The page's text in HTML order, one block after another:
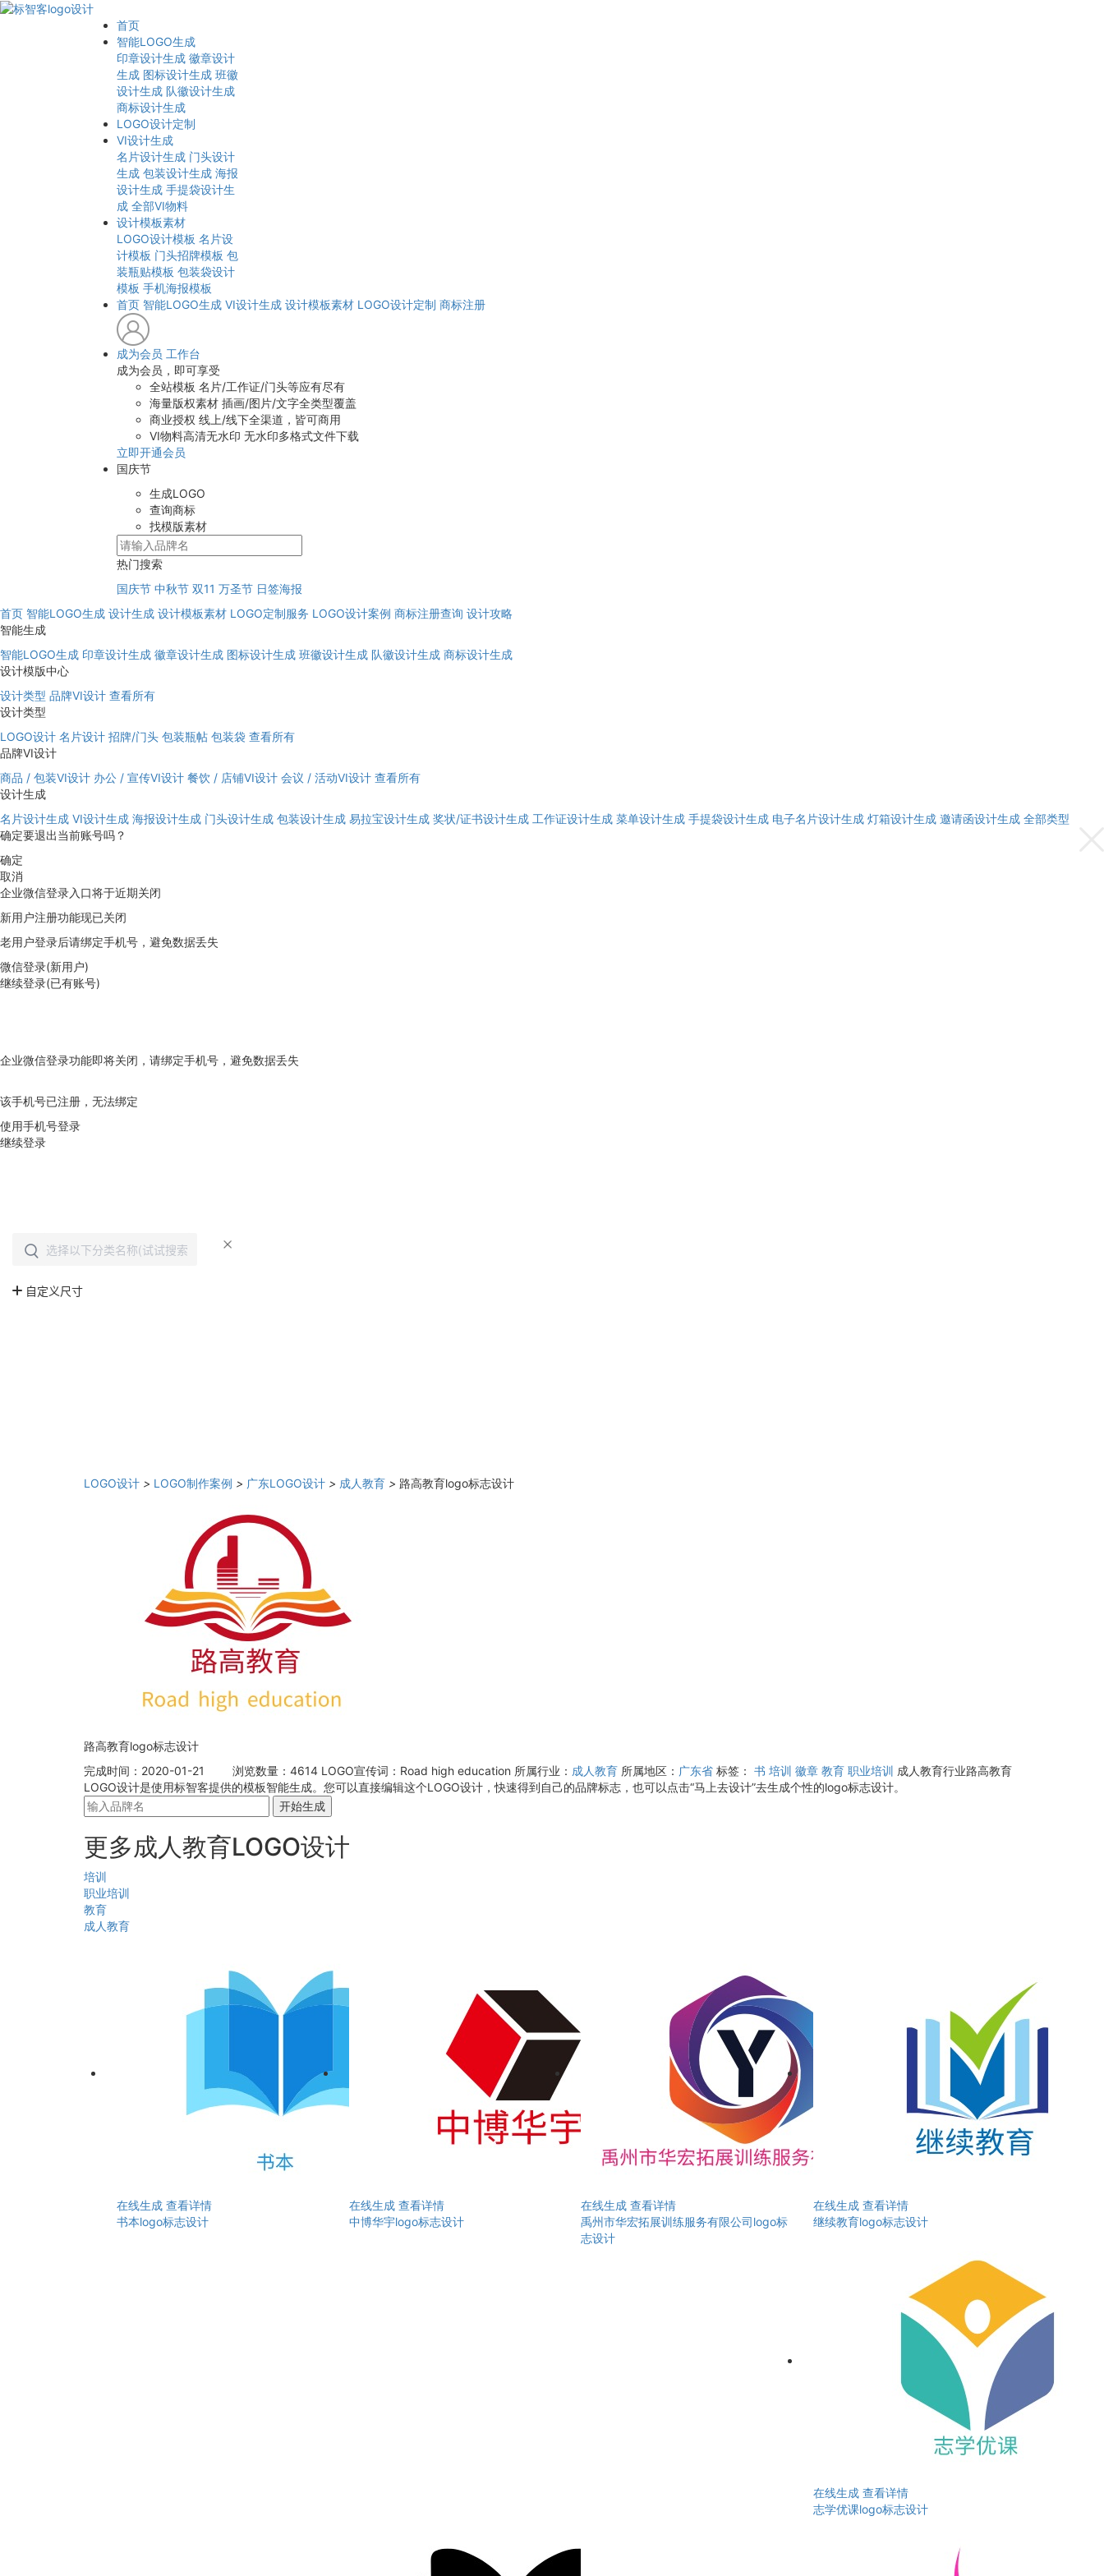
首页
智能LOGO生成
印章设计生成 徽章设计
生成 图标设计生成 班徽
设计生成 队徽设计生成
商标设计生成
LOGO设计定制
VI设计生成
名片设计生成 门头设计
生成 包装设计生成 海报
设计生成 手提袋设计生
成 全部VI物料
设计模板素材
LOGO设计模板 名片设
计模板 门头招牌模板 包
装瓶贴模板 包装袋设计
模板 手机海报模板
首页 智能LOGO生成 VI设计生成 设计模板素材 LOGO设计定制 商标注册
成为会员 工作台
成为会员，即可享受
全站模板 名片/工作证/门头等应有尽有
海量版权素材 插画/图片/文字全类型覆盖
商业授权 线上/线下全渠道，皆可商用
VI物料高清无水印 无水印多格式文件下载
立即开通会员
国庆节
生成LOGO
查询商标
找模版素材
热门搜索
国庆节 中秋节 双11 万圣节 日签海报
首页 智能LOGO生成 设计生成 设计模板素材 LOGO定制服务 LOGO设计案例 商标注册查询 设计攻略
智能生成
智能LOGO生成 印章设计生成 徽章设计生成 图标设计生成 班徽设计生成 队徽设计生成 商标设计生成
设计模版中心
设计类型 品牌VI设计 查看所有
设计类型
LOGO设计 名片设计 招牌/门头 包装瓶帖 包装袋 查看所有
品牌VI设计
商品 / 包装VI设计 办公 / 宣传VI设计 餐饮 / 店铺VI设计 会议 / 活动VI设计 查看所有
设计生成
名片设计生成 VI设计生成 海报设计生成 门头设计生成 包装设计生成 易拉宝设计生成 奖状/证书设计生成 工作证设计生成 菜单设计生成 手提袋设计生成 电子名片设计生成 灯箱设计生成 邀请函设计生成 全部类型
确定要退出当前账号吗？
确定
取消
企业微信登录入口将于近期关闭
新用户注册功能现已关闭
老用户登录后请绑定手机号，避免数据丢失
微信登录(新用户)
继续登录(已有账号)
企业微信登录功能即将关闭，请绑定手机号，避免数据丢失
该手机号已注册，无法绑定
使用手机号登录
继续登录
LOGO设计 > LOGO制作案例 > 广东LOGO设计 > 成人教育 > 路高教育logo标志设计
路高教育logo标志设计
完成时间：2020-01-21
浏览数量：4614 LOGO宣传词：Road high education 所属行业： 成人教育 所属地区： 广东省 标签： 书 培训 徽章 教育 职业培训 成人教育行业路高教育
LOGO设计是使用标智客提供的模板智能生成。您可以直接编辑这个LOGO设计，快速得到自己的品牌标志，也可以点击“马上去设计”去生成个性的logo标志设计。
开始生成
更多成人教育LOGO设计
培训
职业培训
教育
成人教育
在线生成 查看详情
书本logo标志设计
在线生成 查看详情
中博华宇logo标志设计
在线生成 查看详情
禹州市华宏拓展训练服务有限公司logo标
志设计
在线生成 查看详情
继续教育logo标志设计
在线生成 查看详情
志学优课logo标志设计